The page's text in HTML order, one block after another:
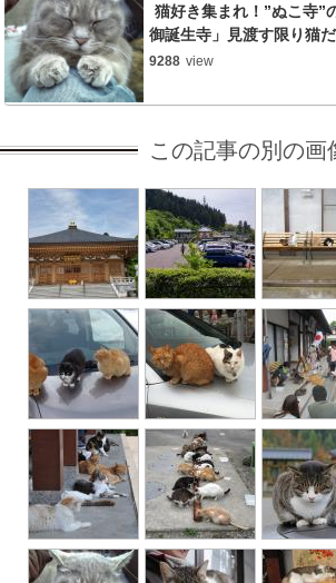
猫好き集まれ！”ぬこ寺”
御誕生寺」見渡す限り猫
9288 view
この記事の別の画